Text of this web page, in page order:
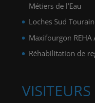
Métiers de l’Eau
Loches Sud
Maxifourgon REHA
Réhabilitation de
VISITEURS